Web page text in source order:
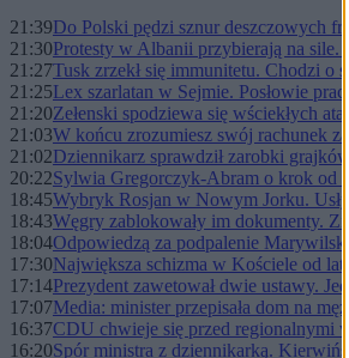
21:39Do Polski pędzi sznur deszczowych
21:30Protesty w Albanii przybierają na sile.
21:27Tusk zrzekł się immunitetu. Chodzi o
21:25Lex szarlatan w Sejmie. Posłowie
21:20Zełenski spodziewa się wściekłych
21:03W końcu zrozumiesz swój rachunek za
21:02Dziennikarz sprawdził zarobki
20:22Sylwia Gregorczyk-Abram o krok od
18:45Wybryk Rosjan w Nowym Jorku.
18:43Węgry zablokowały im dokumenty.
18:04Odpowiedzą za podpalenie
17:30Największa schizma w Kościele od
17:14Prezydent zawetował dwie ustawy.
17:07Media: minister przepisała dom na
16:37CDU chwieje się przed regionalnymi
16:20Spór ministra z dziennikarką.